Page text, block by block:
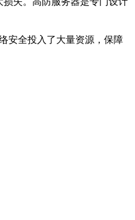
安全投入了大量资源，保障